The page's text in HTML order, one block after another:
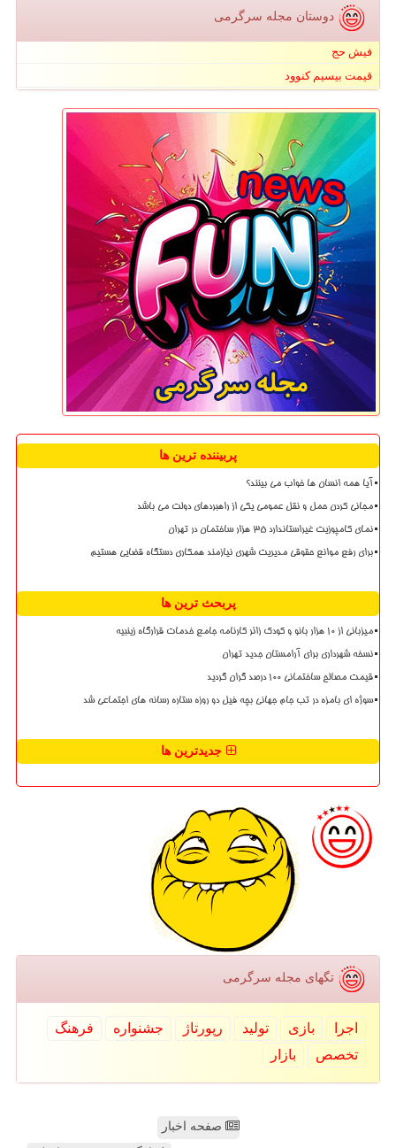
دوستان مجله سرگرمی
فیش حج
قیمت بیسیم کنوود
پربیننده ترین ها
آیا همه انسان ها خواب می بینند؟
مجانی کردن حمل و نقل عمومی یکی از راهبردهای دولت می باشد
نمای کامپوزیت غیراستاندارد ۳۵ هزار ساختمان در تهران
برای رفع موانع حقوقی مدیریت شهری نیازمند همکاری دستگاه قضایی هستیم
پربحث ترین ها
میزبانی از ۱۰ هزار بانو و کودک زائر کارنامه جامع خدمات قرارگاه زینبیه
نسخه شهرداری برای آرامستان جدید تهران
قیمت مصالح ساختمانی ۱۰۰ درصد گران گردید
سوژه ای بامزه در تب جام جهانی بچه فیل دو روزه ستاره رسانه های اجتماعی شد
جدیدترین ها
تگهای مجله سرگرمی
اجرا بازی تولید رپورتاژ جشنواره
فرهنگ
تخصص
بازار
صفحه اخبار